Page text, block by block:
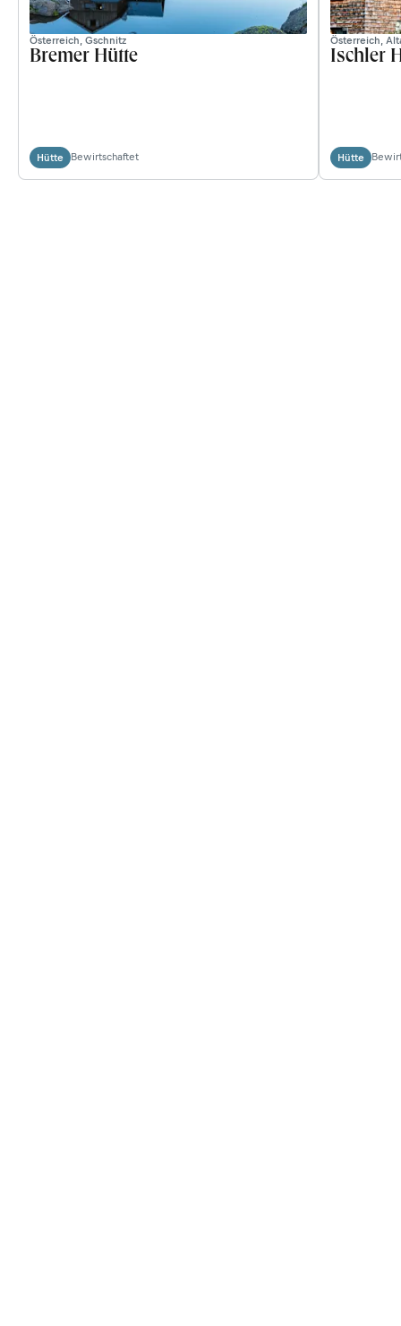
Österreich, Gschnitz
Bremer Hütte
Hütte Bewirtschaftet
Österreich,
Ischler
Hütte